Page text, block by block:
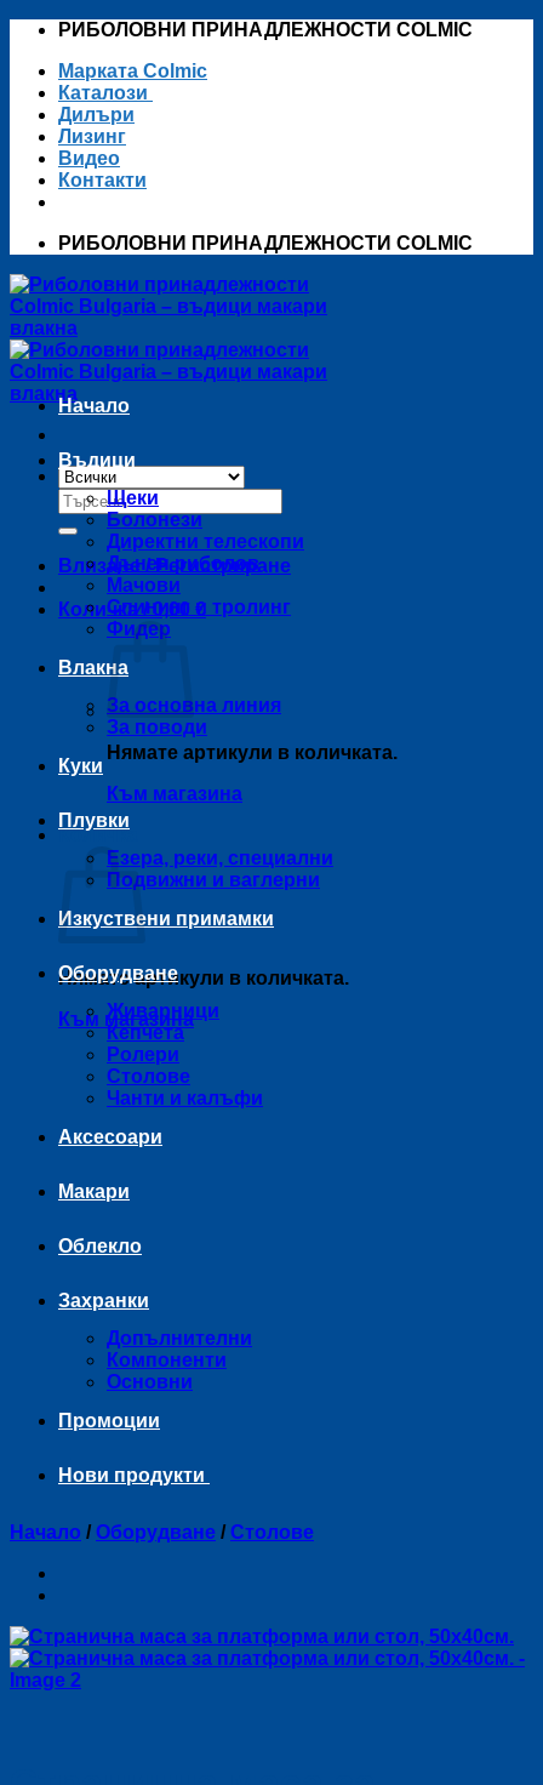
Skip
content
РИБОЛОВНИ ПРИНАДЛЕЖНОСТИ COLMIC
Марката Colmic
Каталози
Дилъри
Лизинг
Видео
Контакти
РИБОЛОВНИ ПРИНАДЛЕЖНОСТИ COLMIC
Търсене
за:
Влизане / Регистриране
Количка /0,00 €
Нямате артикули в количката.
Към магазина
Количка
Нямате артикули в количката.
Към магазина
Начало
Въдици
Щеки
Болонези
Директни телескопи
Дънен риболов
Мачови
Спининг и тролинг
Фидер
Влакна
За основна линия
За поводи
Куки
Плувки
Езера, реки, специални
Подвижни и ваглерни
Изкуствени примамки
Оборудване
Живарници
Кепчета
Ролери
Столове
Чанти и калъфи
Аксесоари
Макари
Облекло
Захранки
Допълнителни
Компоненти
Основни
Промоции
Нови продукти
Начало / Оборудване / Столове